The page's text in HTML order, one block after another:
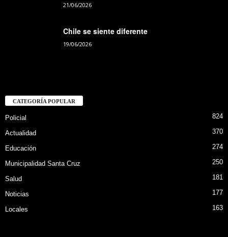
21/06/2026
Chile se siente diferente
19/06/2026
CATEGORÍA POPULAR
Policial 824
Actualidad 370
Educación 274
Municipalidad Santa Cruz 250
Salud 181
Noticias 177
Locales 163